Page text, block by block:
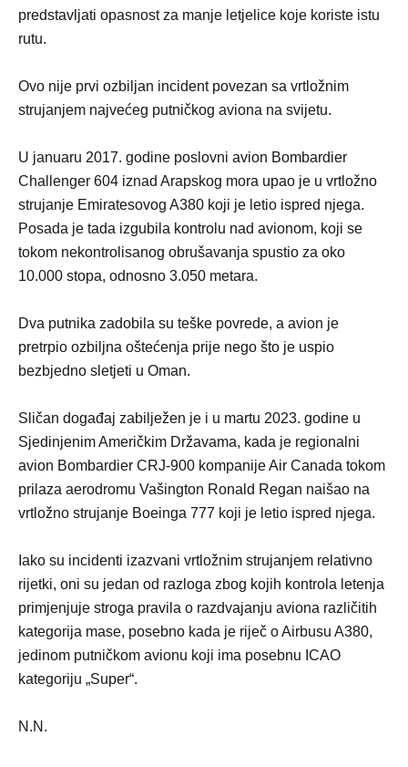
predstavljati opasnost za manje letjelice koje koriste istu
rutu.
Ovo nije prvi ozbiljan incident povezan sa vrtložnim
strujanjem najvećeg putničkog aviona na svijetu.
U januaru 2017. godine poslovni avion Bombardier
Challenger 604 iznad Arapskog mora upao je u vrtložno
strujanje Emiratesovog A380 koji je letio ispred njega.
Posada je tada izgubila kontrolu nad avionom, koji se
tokom nekontrolisanog obrušavanja spustio za oko
10.000 stopa, odnosno 3.050 metara.
Dva putnika zadobila su teške povrede, a avion je
pretrpio ozbiljna oštećenja prije nego što je uspio
bezbjedno sletjeti u Oman.
Sličan događaj zabilježen je i u martu 2023. godine u
Sjedinjenim Američkim Državama, kada je regionalni
avion Bombardier CRJ-900 kompanije Air Canada tokom
prilaza aerodromu Vašington Ronald Regan naišao na
vrtložno strujanje Boeinga 777 koji je letio ispred njega.
Iako su incidenti izazvani vrtložnim strujanjem relativno
rijetki, oni su jedan od razloga zbog kojih kontrola letenja
primjenjuje stroga pravila o razdvajanju aviona različitih
kategorija mase, posebno kada je riječ o Airbusu A380,
jedinom putničkom avionu koji ima posebnu ICAO
kategoriju „Super“.
N.N.